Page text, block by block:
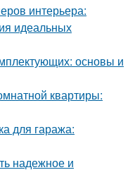
интерьера:
идеальных
основы и
квартиры:
для гаража:
надежное и